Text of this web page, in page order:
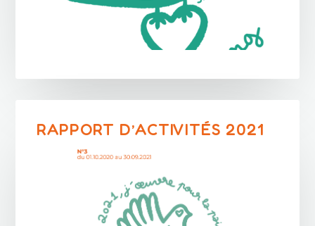
RAPPORT D’ACTIVITÉS 2021